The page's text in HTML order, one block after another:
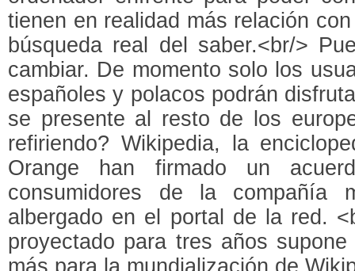
tienen en realidad más relación
búsqueda real del saber.<br/>
cambiar. De momento solo los
españoles y polacos podrán
se presente al resto de los
refiriendo? Wikipedia, la
Orange han firmado un
consumidores de la compañía
albergado en el portal de la red.
proyectado para tres años
más para la mundialización de